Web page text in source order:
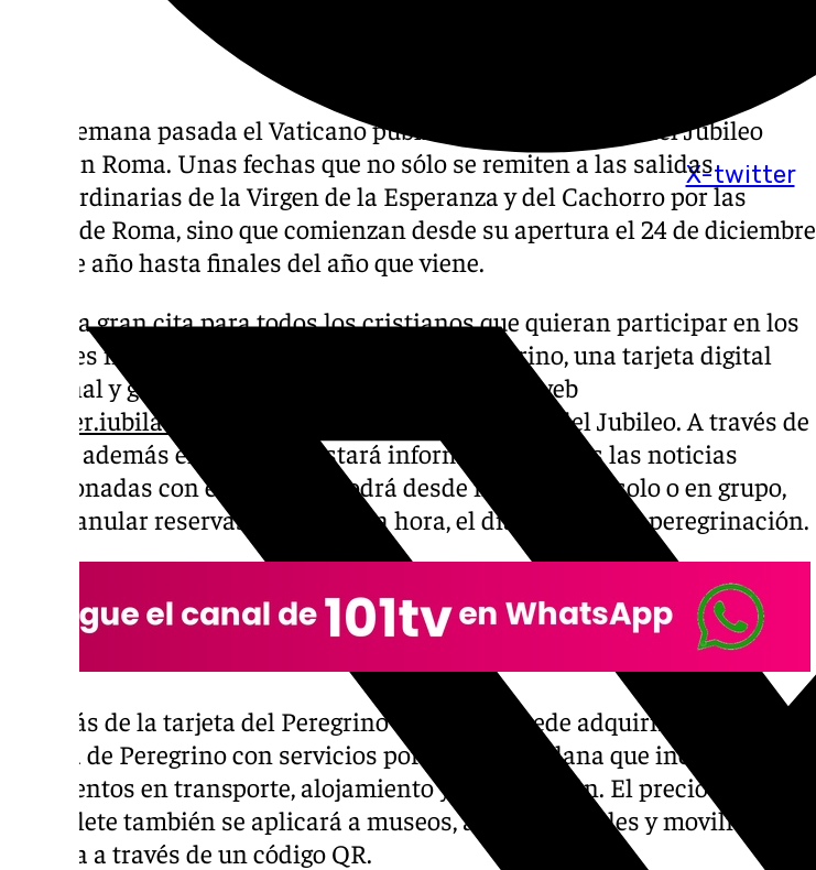
X-twitter
Esta semana pasada el Vaticano publicó la lista de actos del Jubileo
2025 en Roma. Unas fechas que no sólo se remiten a las salidas
extraordinarias de la Virgen de la Esperanza y del Cachorro por las
calles de Roma, sino que comienzan desde su apertura el 24 de diciembre
de este año hasta finales del año que viene.
En esta gran cita para todos los cristianos que quieran participar en los
actos es necesario obtener la Tarjeta del peregrino, una tarjeta digital
nominal y gratuita que se obtiene a través de la web
register.iubilaeum2025.va/user
o de la app oficial del Jubileo. A través de
la app además el peregrino estará informado de todas las noticias
relacionadas con el Jubileo y podrá desde indicar si va solo o en grupo,
como anular reservas, gestionar la hora, el día y el mes de peregrinación.
Además de la tarjeta del Peregrino básica, se puede adquirir también una
tarjeta de Peregrino con servicios por una tarifa plana que incluye
descuentos en transporte, alojamiento y restauración. El precio reducido
del billete también se aplicará a museos, actos culturales y movilidad
urbana a través de un código QR.